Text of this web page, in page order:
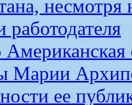
работодателя
Марии
ее